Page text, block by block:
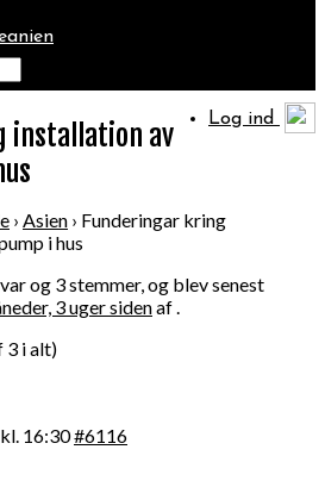
Log ind
installation av
› Asien › Funderingar kring
i hus
og 3 stemmer, og blev senest
3 uger sidenaf .
3 i alt)
16:30#6116